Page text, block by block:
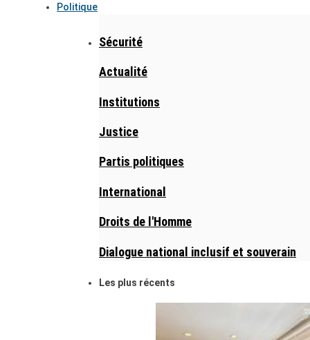
Politique
Sécurité
Actualité
Institutions
Justice
Partis politiques
International
Droits de l'Homme
Dialogue national inclusif et souverain
Les plus récents